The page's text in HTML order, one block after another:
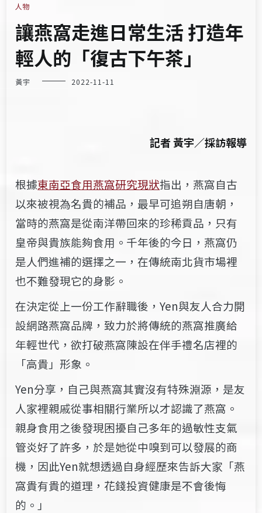
人物
讓燕窩走進日常生活 打造年
輕人的「復古下午茶」
黃宇 2022-11-11
記者 黃宇／採訪報導
根據東南亞食用燕窩研究現狀指出，燕窩自古
以來被視為名貴的補品，最早可追朔自唐朝，
當時的燕窩是從南洋帶回來的珍稀貢品，只有
皇帝與貴族能夠食用。千年後的今日，燕窩仍
是人們進補的選擇之一，在傳統南北貨市場裡
也不難發現它的身影。
在決定從上一份工作辭職後，Yen與友人合力開
設網路燕窩品牌，致力於將傳統的燕窩推廣給
年輕世代，欲打破燕窩陳設在伴手禮名店裡的
「高貴」形象。
Yen分享，自己與燕窩其實沒有特殊淵源，是友
人家裡親戚從事相關行業所以才認識了燕窩。
親身食用之後發現困擾自己多年的過敏性支氣
管炎好了許多，於是她從中嗅到可以發展的商
機，因此Yen就想透過自身經歷來告訴大家「燕
窩貴有貴的道理，花錢投資健康是不會後悔
的。」